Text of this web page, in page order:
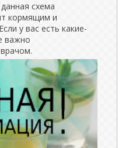
схема
кормящим и
у вас есть какие-
важно